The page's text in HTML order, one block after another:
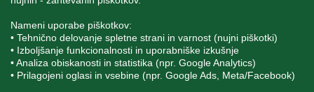
Nameni uporabe piškotkov:
• Tehnično delovanje spletne strani in varnost (nujni piškotki)
• Izboljšanje funkcionalnosti in uporabniške izkušnje
• Analiza obiskanosti in statistika (npr. Google Analytics)
• Prilagojeni oglasi in vsebine (npr. Google Ads, Meta/Facebook)
+386 1 562 21 11